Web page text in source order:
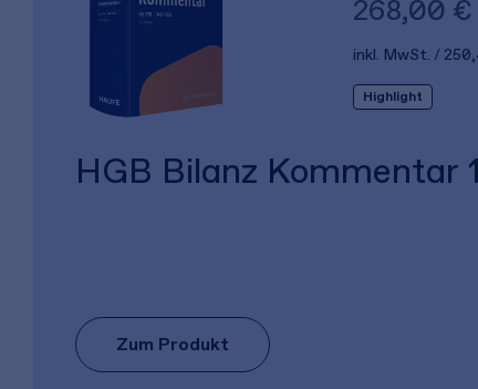
268,00 €
inkl. MwSt.
Highlight
HGB Bilanz Kommentar
Zum Produkt